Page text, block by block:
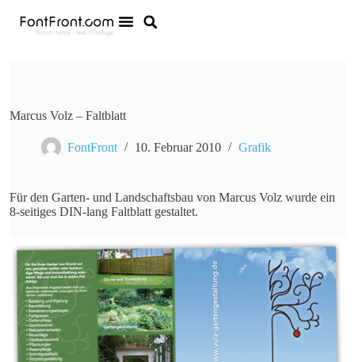
Marcus Volz – Faltblatt
FontFront 10. Februar 2010 Grafik
Für den Garten- und Landschaftsbau von Marcus Volz wurde ein
8-seitiges DIN-lang Faltblatt gestaltet.